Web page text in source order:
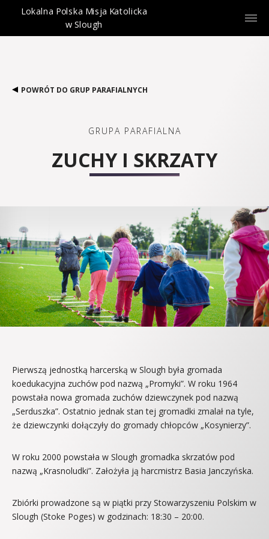
Lokalna Polska Misja Katolicka
w Slough
POWRÓT DO GRUP PARAFIALNYCH
GRUPA PARAFIALNA
ZUCHY I SKRZATY
Pierwszą jednostką harcerską w Slough była gromada
koedukacyjna zuchów pod nazwą „Promyki”. W roku 1964
powstała nowa gromada zuchów dziewczynek pod nazwą
„Serduszka”. Ostatnio jednak stan tej gromadki zmalał na tyle,
że dziewczynki dołączyły do gromady chłopców „Kosynierzy”.
W roku 2000 powstała w Slough gromadka skrzatów pod
nazwą „Krasnoludki”. Założyła ją harcmistrz Basia Janczyńska.
Zbiórki prowadzone są w piątki przy Stowarzyszeniu Polskim w
Slough (Stoke Poges) w godzinach: 18:30 – 20:00.